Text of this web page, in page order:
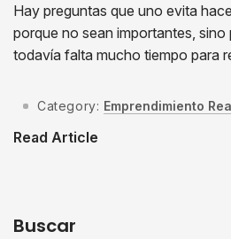
Hay preguntas que uno evita
porque no sean importantes, sino
todavía falta mucho tiempo para
Category: Emprendimiento
Read Article
Buscar